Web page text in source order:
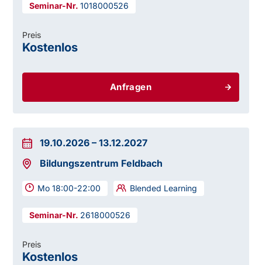
1018000526
Anfragen
Preis
Kostenlos
19.10.2026 –13.12.2027
Bildungszentrum Feldbach
Mo 18:00-22:00 Blended Learning
2618000526
Preis
Kostenlos